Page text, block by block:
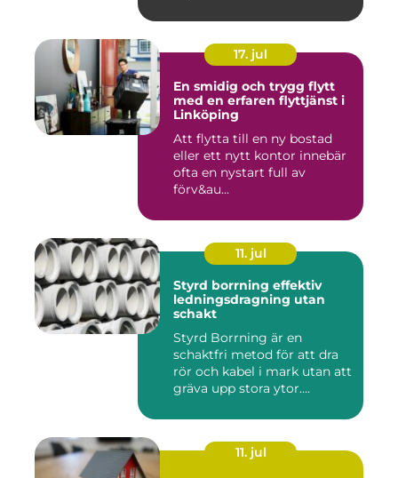
17. jul
En smidig och trygg flytt
med en erfaren flyttjänst i
Linköping
Att flytta till en ny bostad
eller ett nytt kontor innebär
ofta en nystart full av
förv&au...
11. jul
Styrd borrning effektiv
ledningsdragning utan
schakt
Styrd Borrning är en
schaktfri metod för att dra
rör och kabel i mark utan att
gräva upp stora ytor....
11. jul